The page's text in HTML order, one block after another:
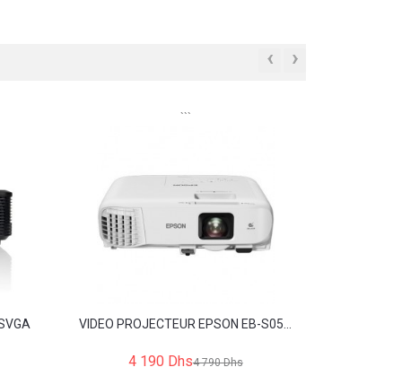
‹ ›
```
VIDEO PROJECTEUR EPSON EB-S05...
4 190 Dhs4 790 Dhs